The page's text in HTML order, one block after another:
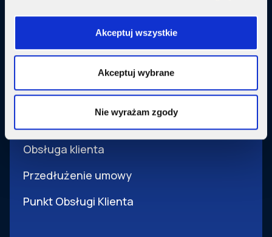
Akceptuj wszystkie
Akceptuj wybrane
Nie wyrażam zgody
SupermediaGo
Pomoc i obsługa
Obsługa klienta
Przedłużenie umowy
Punkt Obsługi Klienta